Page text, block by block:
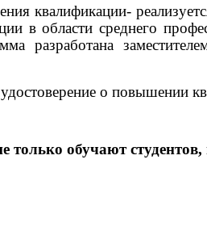
квалификации-
в области среднего
разработана
о повышении
только обучают